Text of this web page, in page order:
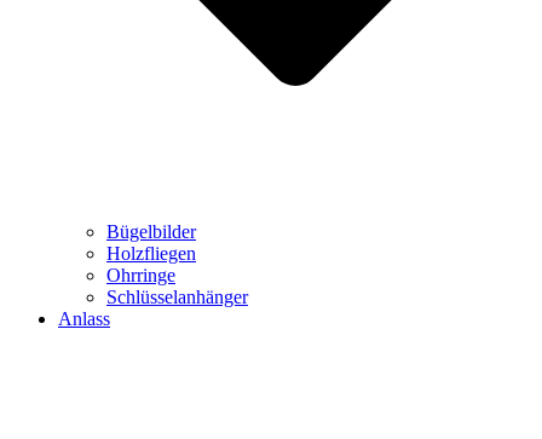
Bügelbilder
Holzfliegen
Ohrringe
Schlüsselanhänger
Anlass